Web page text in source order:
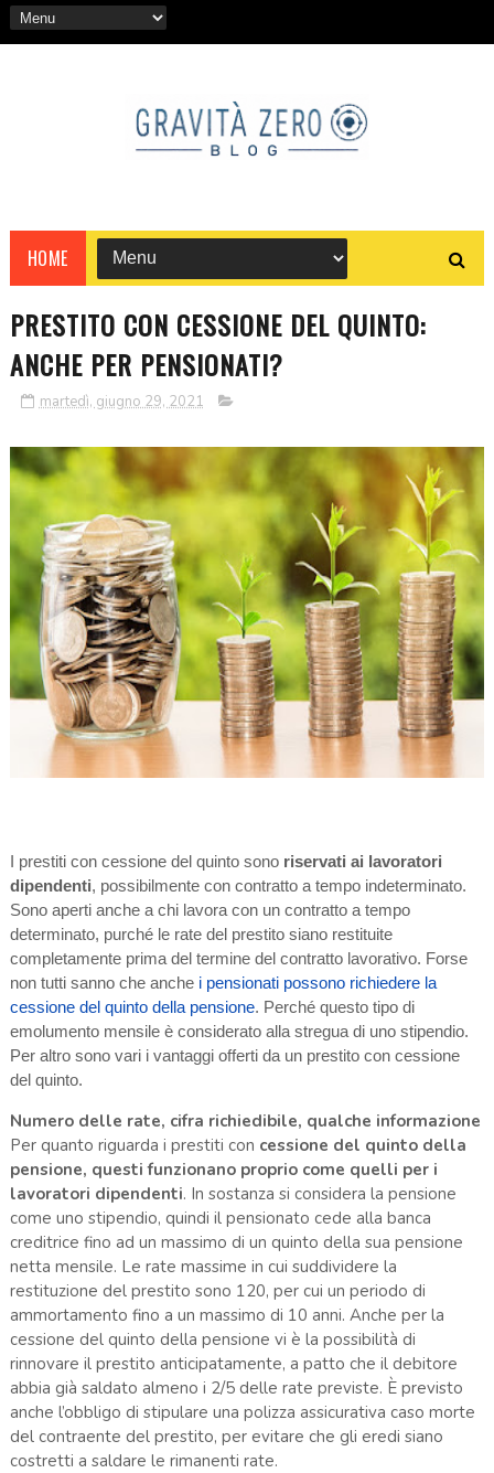
HOME
PRESTITO CON CESSIONE DEL QUINTO:
ANCHE PER PENSIONATI?
martedì, giugno 29, 2021
I prestiti con cessione del quinto sono riservati ai lavoratori
dipendenti, possibilmente con contratto a tempo indeterminato.
Sono aperti anche a chi lavora con un contratto a tempo
determinato, purché le rate del prestito siano restituite
completamente prima del termine del contratto lavorativo. Forse
non tutti sanno che anche i pensionati possono richiedere la
cessione del quinto della pensione. Perché questo tipo di
emolumento mensile è considerato alla stregua di uno stipendio.
Per altro sono vari i vantaggi offerti da un prestito con cessione
del quinto.
Numero delle rate, cifra richiedibile, qualche informazione
Per quanto riguarda i prestiti con cessione del quinto della
pensione, questi funzionano proprio come quelli per i
lavoratori dipendenti. In sostanza si considera la pensione
come uno stipendio, quindi il pensionato cede alla banca
creditrice fino ad un massimo di un quinto della sua pensione
netta mensile. Le rate massime in cui suddividere la
restituzione del prestito sono 120, per cui un periodo di
ammortamento fino a un massimo di 10 anni. Anche per la
cessione del quinto della pensione vi è la possibilità di
rinnovare il prestito anticipatamente, a patto che il debitore
abbia già saldato almeno i 2/5 delle rate previste. È previsto
anche l’obbligo di stipulare una polizza assicurativa caso morte
del contraente del prestito, per evitare che gli eredi siano
costretti a saldare le rimanenti rate.